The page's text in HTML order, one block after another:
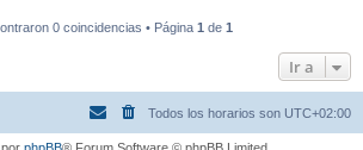
0 coincidencias • Página 1 de 1
Ir a
Todos los horarios son UTC+02:00
phpBB® Forum Software © phpBB Limited